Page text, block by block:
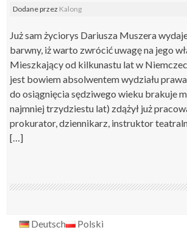
Dodaneprzez Kalong
Już sam życiorys Dariusza Muszera
barwny, iż warto zwrócić uwagę na jego
Mieszkający od kilkunastu lat w
jest bowiem absolwentem wydziału
do osiągnięcia sędziwego wieku brakuje
najmniej trzydziestu lat) zdążył już
prokurator, dziennikarz, instruktor
[…]
Deutsch Polski